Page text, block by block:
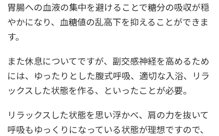
胃腸への血液の集中を避けることで糖分の吸収が穏
やかになり、血糖値の乱高下を抑えることができま
す。
また休息についてですが、副交感神経を高めるため
には、ゆったりとした腹式呼吸、適切な入浴、リラ
ックスした状態を作る、といったことが必要。
リラックスした状態を思い浮かべ、肩の力を抜いて
呼吸もゆっくりになっている状態が理想ですので、